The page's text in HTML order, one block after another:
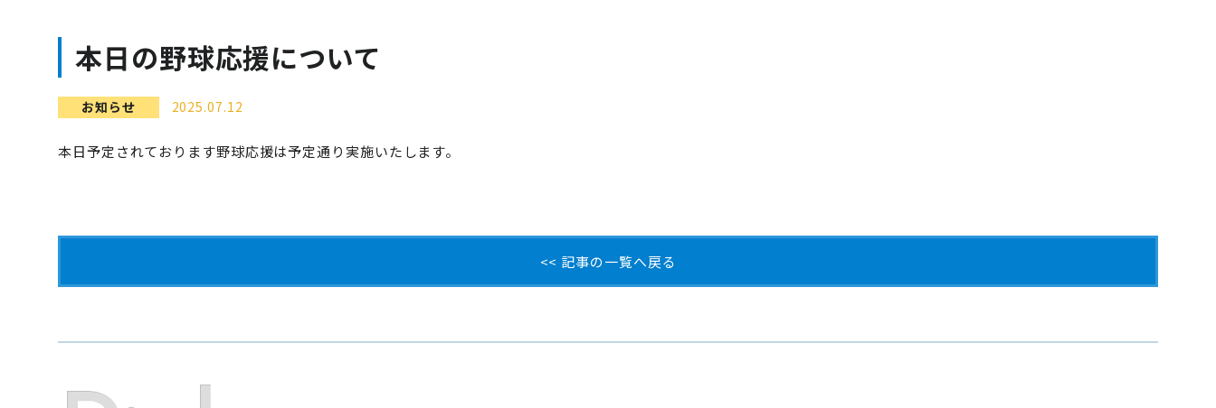
本日の野球応援について
お知らせ 2025.07.12
本日予定されております野球応援は予定通り実施いたします。
<< 記事の一覧へ戻る